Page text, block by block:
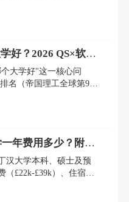
考成绩进行申请的
了严格的要求，只有
学生才可以提交申
好？2026 QS×软科
全指南
大学好"这一核心问
名（帝国理工全球第9、
年费用多少？附最
币换算版
汉大学本科、硕士及预
（£22k-£39k）、住宿